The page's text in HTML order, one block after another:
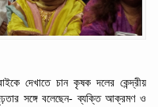
দেখাতে চান কৃষক দলের কেন্দ্রীয়
সঙ্গে বলেছেন- ব্যক্তি আক্রমণ ও